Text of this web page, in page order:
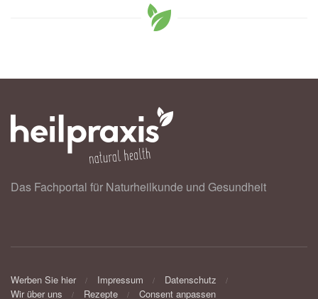
Das Fachportal für Naturheilkunde und Gesundheit
Werben Sie hier Impressum
Datenschutz
Wir über uns
Rezepte Consent anpassen